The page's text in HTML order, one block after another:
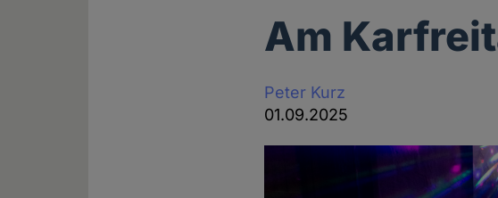
Am
Peter Kurz
01.09.2025